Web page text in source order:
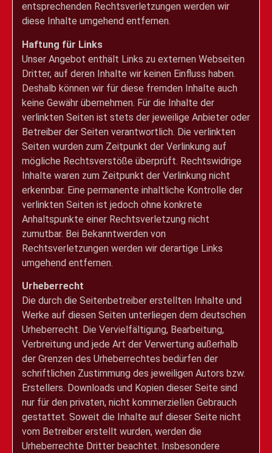
entsprechenden Rechtsverletzungen werden wir
diese Inhalte umgehend entfernen.
Haftung für Links
Unser Angebot enthält Links zu externen Webseiten
Dritter, auf deren Inhalte wir keinen Einfluss haben.
Deshalb können wir für diese fremden Inhalte auch
keine Gewähr übernehmen. Für die Inhalte der
verlinkten Seiten ist stets der jeweilige Anbieter oder
Betreiber der Seiten verantwortlich. Die verlinkten
Seiten wurden zum Zeitpunkt der Verlinkung auf
mögliche Rechtsverstöße überprüft. Rechtswidrige
Inhalte waren zum Zeitpunkt der Verlinkung nicht
erkennbar. Eine permanente inhaltliche Kontrolle der
verlinkten Seiten ist jedoch ohne konkrete
Anhaltspunkte einer Rechtsverletzung nicht
zumutbar. Bei Bekanntwerden von
Rechtsverletzungen werden wir derartige Links
umgehend entfernen.
Urheberrecht
Die durch die Seitenbetreiber erstellten Inhalte und
Werke auf diesen Seiten unterliegen dem deutschen
Urheberrecht. Die Vervielfältigung, Bearbeitung,
Verbreitung und jede Art der Verwertung außerhalb
der Grenzen des Urheberrechtes bedürfen der
schriftlichen Zustimmung des jeweiligen Autors bzw.
Erstellers. Downloads und Kopien dieser Seite sind
nur für den privaten, nicht kommerziellen Gebrauch
gestattet. Soweit die Inhalte auf dieser Seite nicht
vom Betreiber erstellt wurden, werden die
Urheberrechte Dritter beachtet. Insbesondere